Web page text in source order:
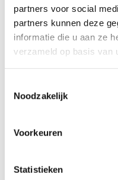
partners voor social
partners kunnen deze
informatie die u aan ze
verzameld op basis van
Noodzakelijk
Voorkeuren
Statistieken
Djon África is tot
IFFR. Deze film van
mee naar de
voedsel redt
Opstaan